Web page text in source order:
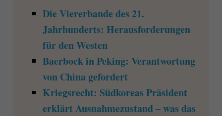
Die Viererbande des 21.
Jahrhunderts: Herausforderungen
für den Westen
Baerbock in Peking: Verantwortung
von China gefordert
Kriegsrecht: Südkoreas Präsident
erklärt Ausnahmezustand – was das